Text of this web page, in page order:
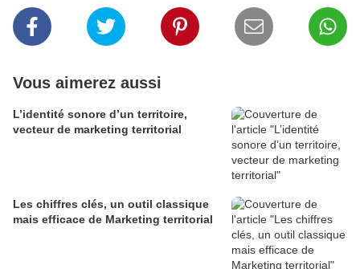
Vous aimerez aussi
L’identité sonore d’un territoire,
vecteur de marketing territorial
Les chiffres clés, un outil classique
mais efficace de Marketing territorial